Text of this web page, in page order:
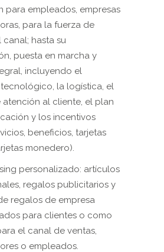
para empleados, empresas
para la fuerza de
canal; hasta su
puesta en marcha y
incluyendo el
la logística, el
atención al cliente, el plan
y los incentivos
beneficios, tarjetas
monedero).
personalizado: artículos
regalos publicitarios y
regalos de empresa
para clientes o como
el canal de ventas,
o empleados.